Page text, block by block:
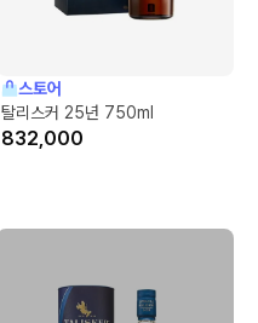
스토어
탈리스커 25년 750ml
832,000